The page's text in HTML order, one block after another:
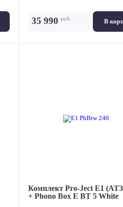
В
35 990 руб.
Комплект Pro-Ject E1
+ Phono Box E BT 5 White